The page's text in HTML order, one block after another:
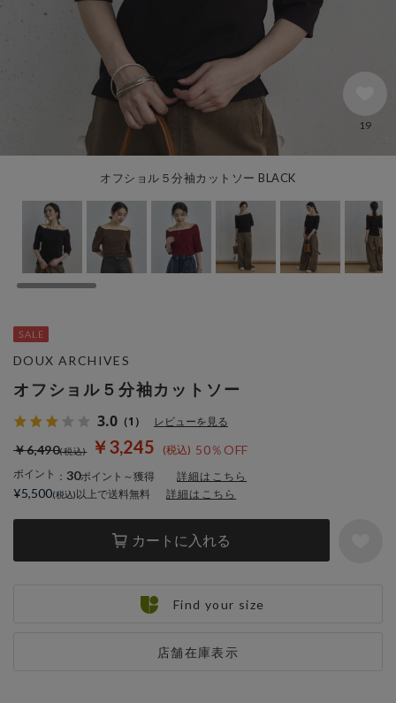
オフショル５分袖カットソー BLACK
19
オフショル５分袖カットソー
3.0 （1） レビューを見る
￥3,245 50％OFF
￥6,490
ポイント ： 30ポイント～獲得 詳細はこちら
カートに入れる
店舗在庫表示
DOUX ARCHIVES
¥5,500 以上で送料無料 詳細はこちら
Find your size